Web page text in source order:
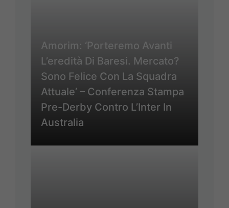
Amorim: ‘Porteremo Avanti
L’eredità Di Baresi. Mercato?
Sono Felice Con La Squadra
Attuale’ – Conferenza Stampa
Pre-Derby Contro L’Inter In
Australia